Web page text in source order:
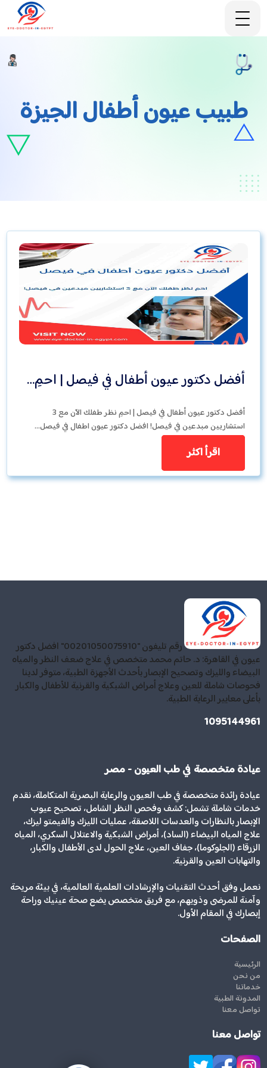
طبيب عيون أطفال الجيزة
أفضل دكتور عيون أطفال في فيصل | احمِ…
أفضل دكتور عيون أطفال في فيصل | احمِ نظر طفلك الآن مع 3
استشاريين مبدعين في فيصل! افضل دكتور عيون اطفال في فيصل…
اقرأ اكثر
رقم تليفون "00201050075910" افضل دكتور
عيون في القاهرة: د. حاتم محمد متخصص في علاج ضعف النظر والمياه
البيضاء والليزك وتصحيح الإبصار بأحدث الأجهزة الطبية، متوفر لدينا
فحوصات شاملة للعين وعلاج أمراض الشبكية والقرنية للأطفال والكبار
بأعلى معايير الرعاية الطبية.
1095144961
عيادة متخصصة في طب العيون - مصر
عيادة رائدة متخصصة في طب العيون والرعاية البصرية المتكاملة، نقدم
خدمات شاملة تشمل: كشف وفحص النظر الشامل، تصحيح عيوب
الإبصار بالنظارات والعدسات اللاصقة، عمليات الليزك والفيمتو ليزك،
علاج المياه البيضاء (الساد)، أمراض الشبكية والاعتلال السكري، المياه
الزرقاء (الجلوكوما)، جفاف العين، علاج الحول لدى الأطفال والكبار،
والتهابات العين والقرنية.
نعمل وفق أحدث التقنيات والإرشادات العلمية العالمية، في بيئة مريحة
وآمنة للمرضى وذويهم، مع فريق متخصص يضع صحة عينيك وراحة
إبصارك في المقام الأول.
الصفحات
الرئيسية
من نحن
خدماتنا
المدونة الطبية
تواصل معنا
تواصل معنا